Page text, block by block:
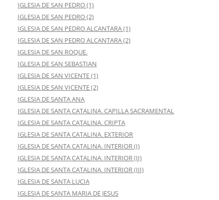
IGLESIA DE SAN PEDRO (1)
IGLESIA DE SAN PEDRO (2)
IGLESIA DE SAN PEDRO ALCANTARA (1)
IGLESIA DE SAN PEDRO ALCANTARA (2)
IGLESIA DE SAN ROQUE.
IGLESIA DE SAN SEBASTIAN
IGLESIA DE SAN VICENTE (1)
IGLESIA DE SAN VICENTE (2)
IGLESIA DE SANTA ANA
IGLESIA DE SANTA CATALINA. CAPILLA SACRAMENTAL
IGLESIA DE SANTA CATALINA. CRIPTA
IGLESIA DE SANTA CATALINA. EXTERIOR
IGLESIA DE SANTA CATALINA. INTERIOR (I)
IGLESIA DE SANTA CATALINA. INTERIOR (II)
IGLESIA DE SANTA CATALINA. INTERIOR (III)
IGLESIA DE SANTA LUCIA
IGLESIA DE SANTA MARIA DE JESUS